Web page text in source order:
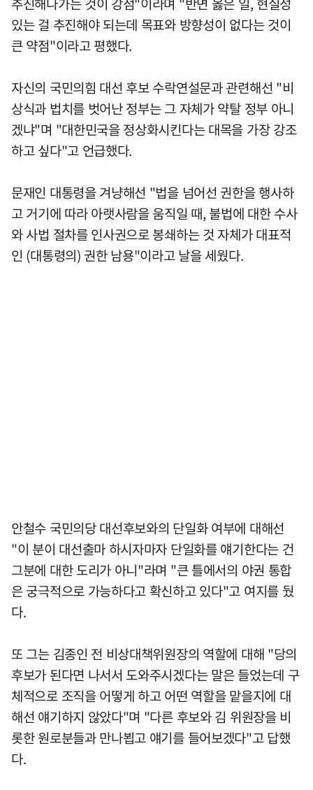
있는 걸 추진해야 되는데 목표와 방향성이 없다는 것이
큰 약점"이라고 평했다.
자신의 국민의힘 대선 후보 수락연설문과 관련해선 "비
상식과 법치를 벗어난 정부는 그 자체가 약탈 정부 아니
겠냐"며 "대한민국을 정상화시킨다는 대목을 가장 강조
하고 싶다"고 언급했다.
문재인 대통령을 겨냥해선 "법을 넘어선 권한을 행사하
고 거기에 따라 아랫사람을 움직일 때, 불법에 대한 수사
와 사법 절차를 인사권으로 봉쇄하는 것 자체가 대표적
인 (대통령의) 권한 남용"이라고 날을 세웠다.
안철수 국민의당 대선후보와의 단일화 여부에 대해선
"이 분이 대선출마 하시자마자 단일화를 얘기한다는 건
그분에 대한 도리가 아니"라며 "큰 틀에서의 야권 통합
은 궁극적으로 가능하다고 확신하고 있다"고 여지를 뒀
다.
또 그는 김종인 전 비상대책위원장의 역할에 대해 "당의
후보가 된다면 나서서 도와주시겠다는 말은 들었는데 구
체적으로 조직을 어떻게 하고 어떤 역할을 맡을지에 대
해선 얘기하지 않았다"며 "다른 후보와 김 위원장을 비
롯한 원로분들과 만나뵙고 얘기를 들어보겠다"고 답했
다.